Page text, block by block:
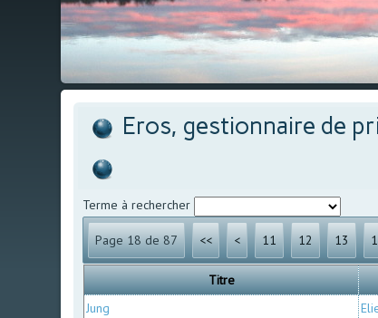
Eros, gestionnaire de
Terme à rechercher
Page 18 de 87 << < 11 12 13
Titre
Jung